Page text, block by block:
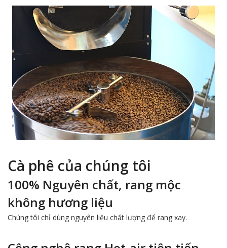
Cà phê của chúng tôi
100% Nguyên chất, rang mộc
không hương liệu
Chúng tôi chỉ dùng nguyên liệu chất lượng để rang xay.